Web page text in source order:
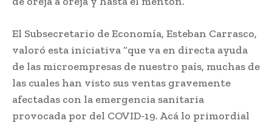
El Subsecretario de Economía, Esteban Carrasco,
valoró esta iniciativa “que va en directa ayuda
de las microempresas de nuestro país, muchas de
las cuales han visto sus ventas gravemente
afectadas con la emergencia sanitaria
provocada por del COVID-19. Acá lo primordial